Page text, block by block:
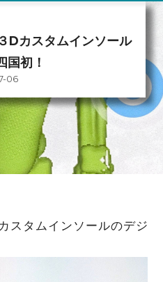
カスタムインソール
国初！
06
スタムインソールのデジ